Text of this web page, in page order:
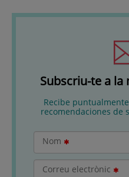
Subscriu-te a
Recibe
recomendaciones de
Nom
Correu electrònic